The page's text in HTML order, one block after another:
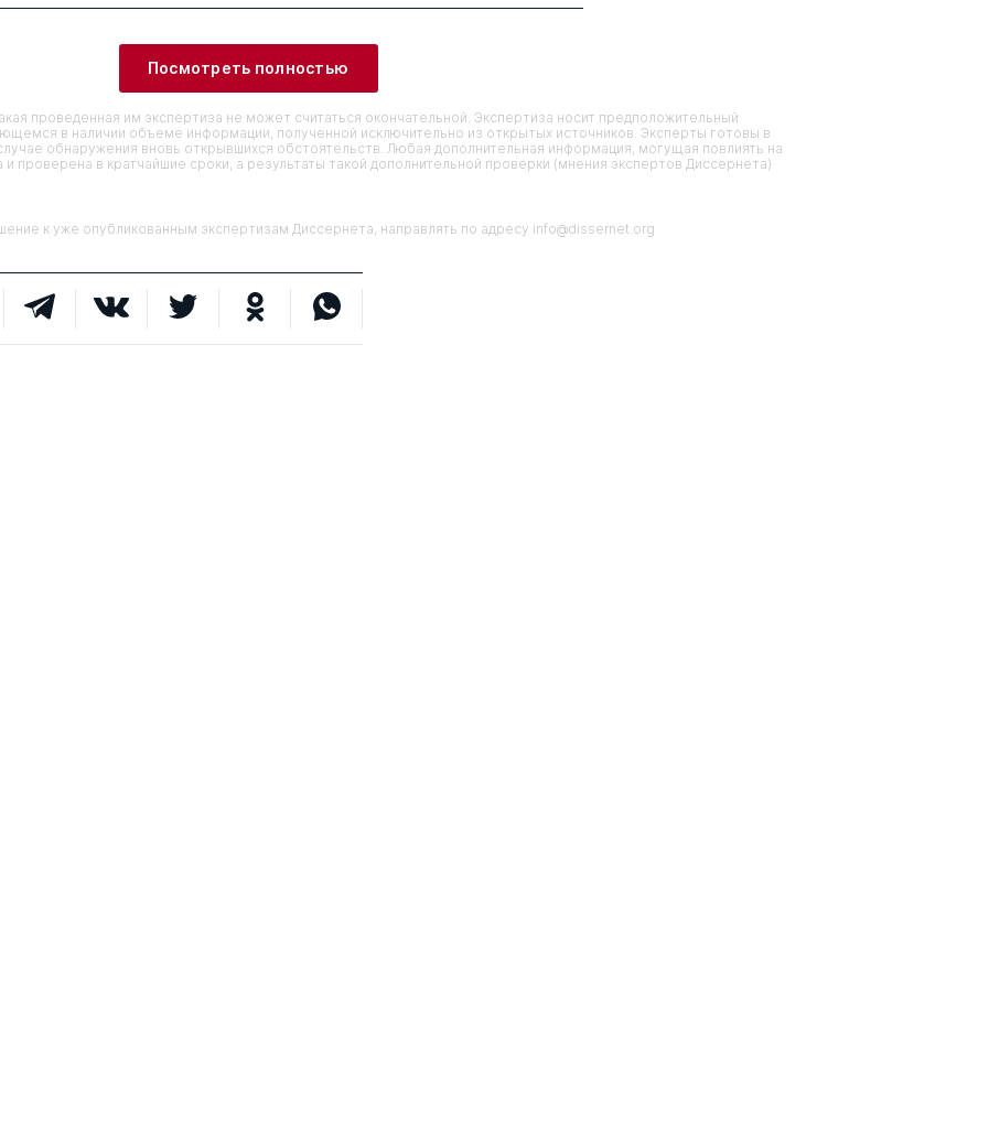
Посмотреть полностью
проведенная им экспертиза не может считаться окончательной. Экспертиза носит предположительный
в наличии объеме информации, полученной исключительно из открытых источников. Эксперты готовы в
обнаружения вновь открывшихся обстоятельств. Любая дополнительная информация, могущая повлиять на
проверена в кратчайшие сроки, а результаты такой дополнительной проверки (мнения экспертов Диссернета)
к уже опубликованным экспертизам Диссернета, направлять по адресу info@dissernet.org